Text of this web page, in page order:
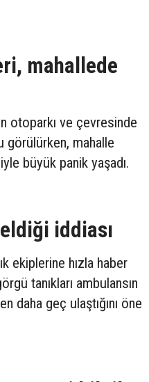
mahallede
otoparkı ve çevresinde
görülürken, mahalle
büyük panik yaşadı.
iddiası
ekiplerine hızla haber
tanıkları ambulansın
daha geç ulaştığını öne